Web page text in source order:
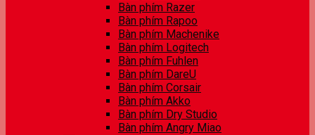
Bàn phím Razer
Bàn phím Rapoo
Bàn phím Machenike
Bàn phím Logitech
Bàn phím Fuhlen
Bàn phím DareU
Bàn phím Corsair
Bàn phím Akko
Bàn phím Dry Studio
Bàn phím Angry Miao